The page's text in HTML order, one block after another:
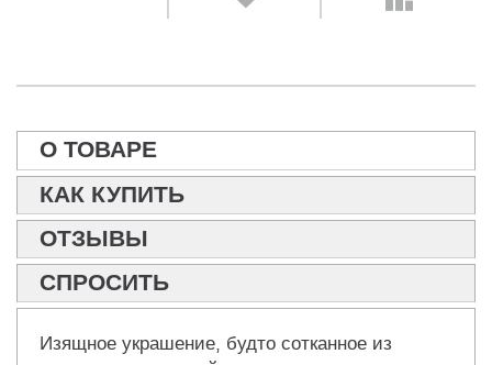
О ТОВАРЕ
КАК КУПИТЬ
ОТЗЫВЫ
СПРОСИТЬ
Изящное украшение, будто сотканное из